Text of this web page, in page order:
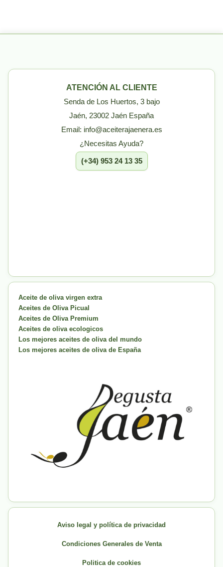
ATENCIÓN AL CLIENTE
Senda de Los Huertos, 3 bajo
Jaén, 23002 Jaén España
Email: info@aceiterajaenera.es
¿Necesitas Ayuda?
(+34) 953 24 13 35
Aceite de oliva virgen extra
Aceites de Oliva Picual
Aceites de Oliva Premium
Aceites de oliva ecologicos
Los mejores aceites de oliva del mundo
Los mejores aceites de oliva de España
Aviso legal y política de privacidad
Condiciones Generales de Venta
Politica de cookies